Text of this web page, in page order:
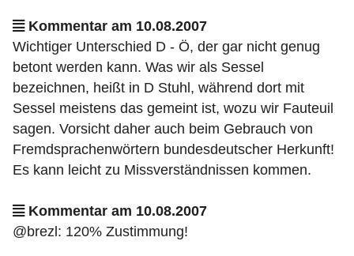
Kommentar am 10.08.2007
Wichtiger Unterschied D - Ö, der gar nicht genug
betont werden kann. Was wir als Sessel
bezeichnen, heißt in D Stuhl, während dort mit
Sessel meistens das gemeint ist, wozu wir Fauteuil
sagen. Vorsicht daher auch beim Gebrauch von
Fremdsprachenwörtern bundesdeutscher Herkunft!
Es kann leicht zu Missverständnissen kommen.
Kommentar am 10.08.2007
@brezl: 120% Zustimmung!